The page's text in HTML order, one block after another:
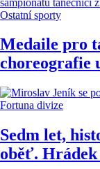
Ostatní sporty
Medaile pro
choreografie
Fortuna divize
Sedm let,
oběť. Hrádek